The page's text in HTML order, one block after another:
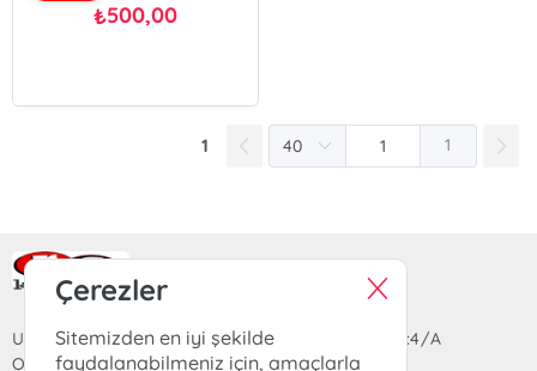
₺500,00
1 1
Ra Yayın Kitabevi
Uzun Sokak Saray Çarşısı Lara Sineması Girişi No:4/A
Ortahisar/TRABZON
Çerezler
Sitemizden en iyi şekilde
faydalanabilmeniz için, amaçlarla